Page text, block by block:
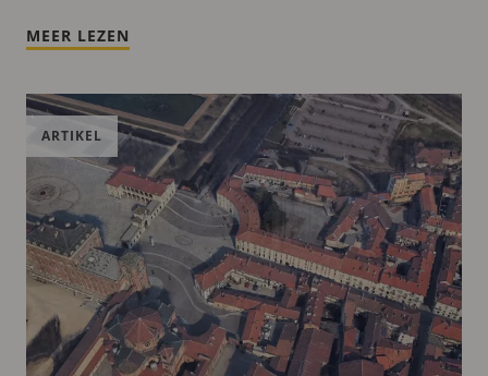
MEER LEZEN
ARTIKEL